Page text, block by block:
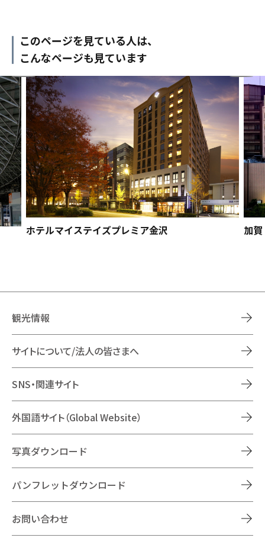
このページを見ている人は、
こんなページも見ています
ホテルマイステイズプレミア金沢 加
観光情報
サイトについて/法人の皆さまへ
SNS・関連サイト
外国語サイト（Global Website）
写真ダウンロード
パンフレットダウンロード
お問い合わせ